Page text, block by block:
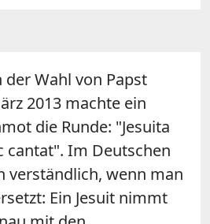
der Wahl von Papst
2013 machte ein
die Runde: "Jesuita
cantat". Im Deutschen
verständlich, wenn man
Ein Jesuit nimmt